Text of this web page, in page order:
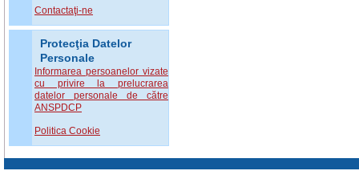
Contactaţi-ne
Protecţia Datelor
Personale
Informarea persoanelor vizate
cu privire la prelucrarea
datelor personale de către
ANSPDCP
Politica Cookie